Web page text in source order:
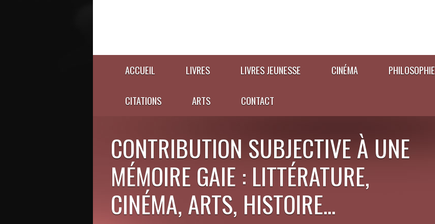
ACCUEIL LIVRES LIVRES JEUNESSE CINÉMA PHILOSOPHIE
CITATIONS ARTS CONTACT
CONTRIBUTION SUBJECTIVE À UNE
MÉMOIRE GAIE : LITTÉRATURE,
CINÉMA, ARTS, HISTOIRE...